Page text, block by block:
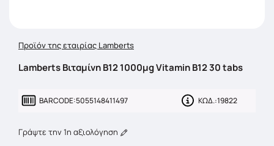
Προϊόν της εταιρίας Lamberts
Lamberts Βιταμίνη B12 1000μg Vitamin B12 30 tabs
BARCODE:5055148411497 ΚΩΔ.:19822
Γράψτε την 1η αξιολόγηση